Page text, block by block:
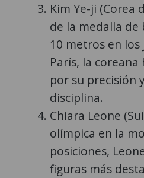
Kim Ye-ji (Corea
de la medalla de
10 metros en los
París, la
por su precisión
disciplina.
Chiara Leone
olímpica en la
posiciones,
figuras más